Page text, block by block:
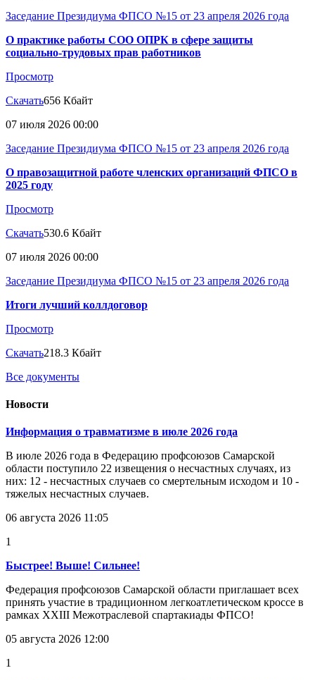
Заседание Президиума ФПСО №15 от 23 апреля 2026 года
О практике работы СОО ОПРК в сфере защиты
социально-трудовых прав работников
Просмотр
Скачать656 Кбайт
07 июля 2026 00:00
Заседание Президиума ФПСО №15 от 23 апреля 2026 года
О правозащитной работе членских организаций ФПСО в
2025 году
Просмотр
Скачать530.6 Кбайт
07 июля 2026 00:00
Заседание Президиума ФПСО №15 от 23 апреля 2026 года
Итоги лучший коллдоговор
Просмотр
Скачать218.3 Кбайт
Все документы
Новости
Информация о травматизме в июле 2026 года
В июле 2026 года в Федерацию профсоюзов Самарской
области поступило 22 извещения о несчастных случаях, из
них: 12 - несчастных случаев со смертельным исходом и 10 -
тяжелых несчастных случаев.
06 августа 2026 11:05
1
Быстрее! Выше! Сильнее!
Федерация профсоюзов Самарской области приглашает всех
принять участие в традиционном легкоатлетическом кроссе в
рамках XXIII Межотраслевой спартакиады ФПСО!
05 августа 2026 12:00
1